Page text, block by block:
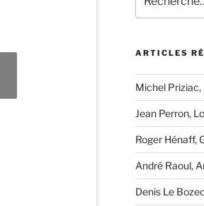
pour
:
ARTICLES
Michel
Jean Perron,
Roger Hénaff,
André Raoul,
Denis Le